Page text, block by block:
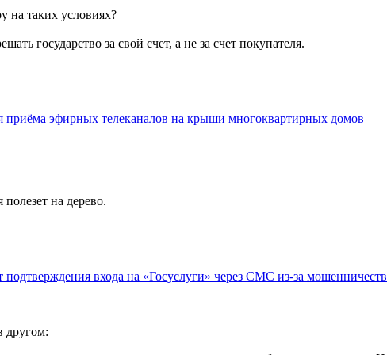
на таких условиях?
государство за свой счет, а не за счет покупателя.
эфирных телеканалов на крыши многоквартирных домов
на дерево.
входа на «Госуслуги» через СМС из-за
другом: